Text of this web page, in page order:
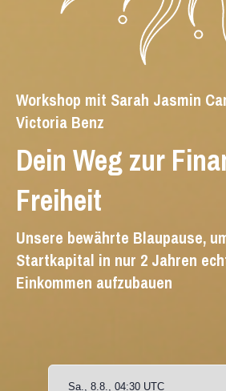
Workshop mit Sarah Jasmin
Victoria Benz
Dein Weg zur
Freiheit
Unsere bewährte Blaupause,
Startkapital in nur 2 Jahren
Einkommen aufzubauen